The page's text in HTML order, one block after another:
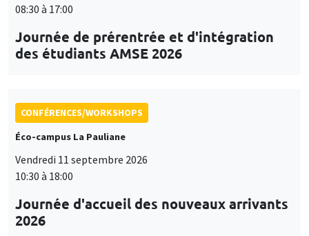
08:30 à 17:00
Journée de prérentrée et d'intégration
des étudiants AMSE 2026
CONFÉRENCES/WORKSHOPS
Éco-campus La Pauliane
Vendredi 11 septembre 2026
10:30 à 18:00
Journée d'accueil des nouveaux arrivants
2026